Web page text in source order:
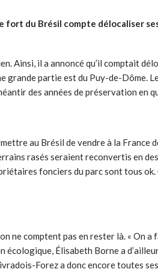
fort du Brésil compte délocaliser
Ainsi, il a annoncé qu’il comptait
grande partie est du Puy-de-Dôme.
des années de préservation en
au Brésil de vendre à la France
rasés seraient reconvertis en
fonciers du parc sont tous ok.
ne comptent pas en rester là. « On a
écologique, Élisabeth Borne a
Forez a donc encore toutes